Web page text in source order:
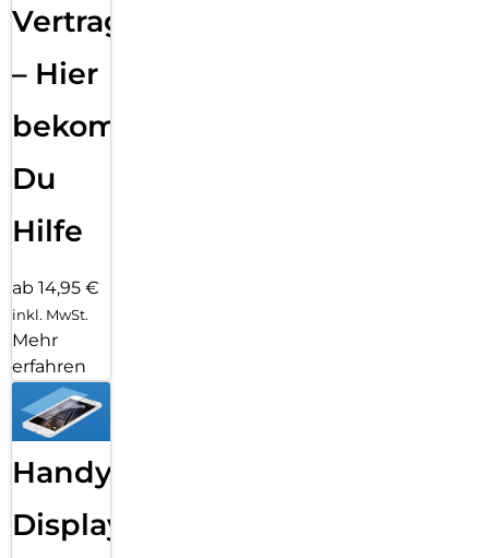
Vertragsabwicklung
– Hier
bekommst
Du
Hilfe
ab 14,95 €
inkl. MwSt.
Mehr
erfahren
Handy
Displayfolie